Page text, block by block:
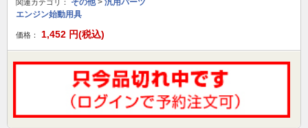
関連カテゴリ： その他> 汎用パーツ
エンジン始動用具
価格： 1,452 円(税込)